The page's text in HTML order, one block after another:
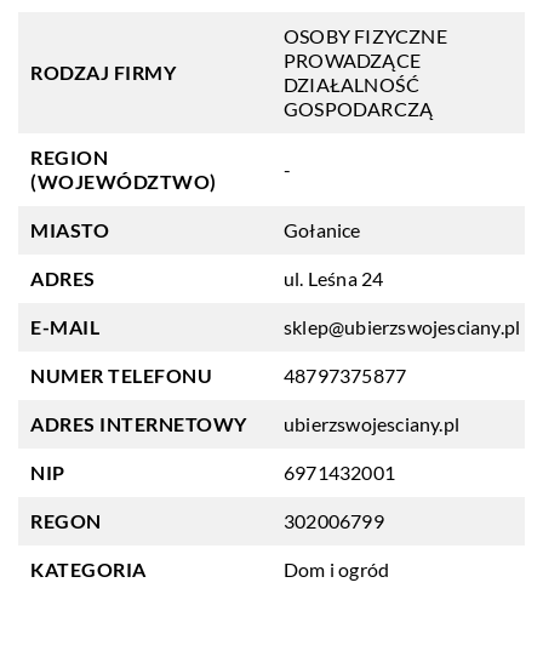
RODZAJ FIRMY
OSOBY FIZYCZNE
PROWADZĄCE
DZIAŁALNOŚĆ
GOSPODARCZĄ
REGION
(WOJEWÓDZTWO)
-
MIASTO Gołanice
ADRES ul. Leśna 24
E-MAIL sklep@ubierzswojesciany.pl
NUMER TELEFONU 48797375877
ADRES INTERNETOWY ubierzswojesciany.pl
NIP 6971432001
REGON 302006799
KATEGORIA Dom i ogród